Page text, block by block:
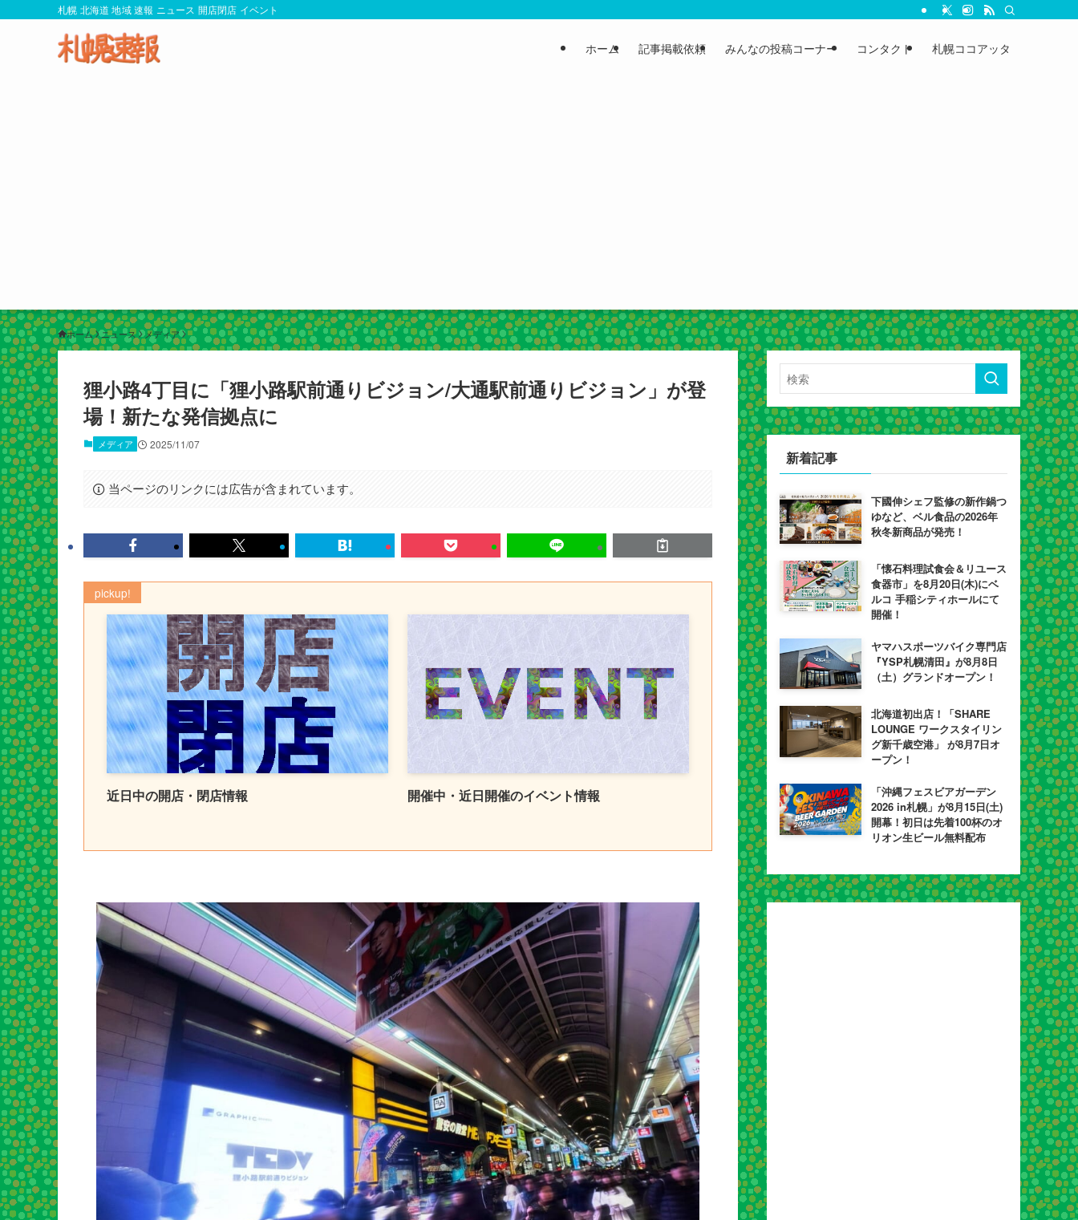
札幌 北海道 地域 速報 ニュース 開店閉店 イベント
ホーム 記事掲載依頼 みんなの投稿コーナー コンタクト 札幌ココアッタ
ホーム ニュース メディア
狸小路4丁目に「狸小路駅前通りビジョン/大通駅前通りビジョン」が登
場！新たな発信拠点に
メディア 2025/11/07
当ページのリンクには広告が含まれています。
pickup!
近日中の開店・閉店情報 開催中・近日開催のイベント情報
新着記事
下國伸シェフ監修の新作鍋つ
ゆなど、ベル食品の2026年
秋冬新商品が発売！
「懐石料理試食会＆リユース
食器市」を8月20日(木)にベ
ルコ 手稲シティホールにて
開催！
ヤマハスポーツバイク専門店
『YSP札幌清田』が8月8日
（土）グランドオープン！
北海道初出店！「SHARE
LOUNGE ワークスタイリン
グ新千歳空港」 が8月7日オ
ープン！
「沖縄フェスビアガーデン
2026 in札幌」が8月15日(土)
開幕！初日は先着100杯のオ
リオン生ビール無料配布